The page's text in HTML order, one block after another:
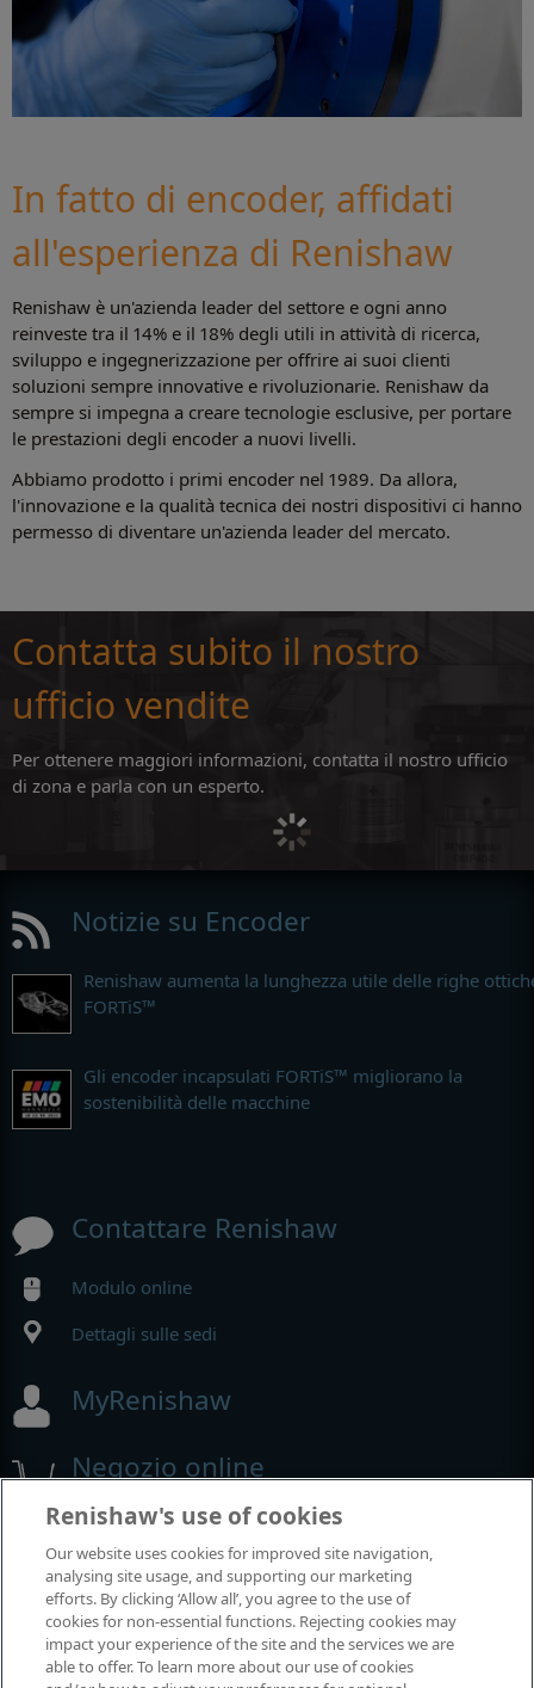
In fatto di encoder, affidati
all'esperienza di Renishaw
Renishaw è un'azienda leader del settore e ogni anno
reinveste tra il 14% e il 18% degli utili in attività di ricerca,
sviluppo e ingegnerizzazione per offrire ai suoi clienti
soluzioni sempre innovative e rivoluzionarie. Renishaw da
sempre si impegna a creare tecnologie esclusive, per portare
le prestazioni degli encoder a nuovi livelli.
Abbiamo prodotto i primi encoder nel 1989. Da allora,
l'innovazione e la qualità tecnica dei nostri dispositivi ci hanno
permesso di diventare un'azienda leader del mercato.
Contatta subito il nostro
ufficio vendite
Per ottenere maggiori informazioni, contatta il nostro ufficio
di zona e parla con un esperto.
Notizie su Encoder
Renishaw aumenta la lunghezza utile delle righe
FORTiS™
Gli encoder incapsulati FORTiS™ migliorano la
sostenibilità delle macchine
Contattare Renishaw
Modulo online
Dettagli sulle sedi
MyRenishaw
Negozio online
Fiere e conferenze
Renishaw partecipa a questi eventi
Renishaw's use of cookies
Our website uses cookies for improved site navigation,
analysing site usage, and supporting our marketing
efforts. By clicking ‘Allow all’, you agree to the use of
cookies for non-essential functions. Rejecting cookies may
impact your experience of the site and the services we are
able to offer. To learn more about our use of cookies